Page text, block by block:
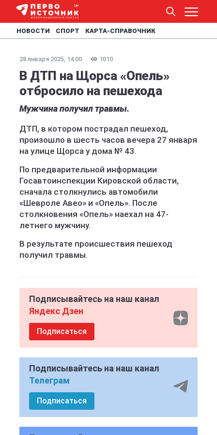
НОВОСТИ СПОРТ КАРТА-СПРАВОЧНИК
28 января 2025, 14:00 1010
В ДТП на Щорса «Опель»
отбросило на пешехода
Мужчина получил травмы.
ДТП, в котором пострадал пешеход,
произошло в шесть часов вечера 27 января
на улице Щорса у дома № 43.
По предварительной информации
Госавтоинспекции Кировской области,
сначала столкнулись автомобили
«Шевроле Авео» и «Опель». После
столкновения «Опель» наехал на 47-
летнего мужчину.
В результате происшествия пешеход
получил травмы.
Подписывайтесь на наш канал
Яндекс Дзен
Подписаться
Подписывайтесь на наш канал
Телеграм
Подписаться